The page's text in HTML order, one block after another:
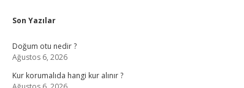
Sidebar
Son Yazılar
Doğum otu nedir ?
Ağustos 6, 2026
Kur korumalıda hangi kur alınır ?
betci